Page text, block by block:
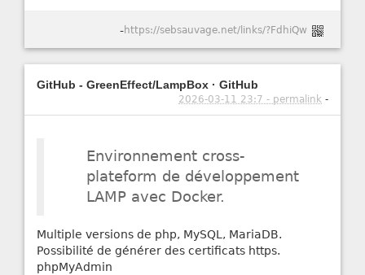
-https://sebsauvage.net/links/?FdhiQw
GitHub - GreenEffect/LampBox · GitHub
2026-03-11 23:7 - permalink -
Environnement cross-
plateform de développement
LAMP avec Docker.
Multiple versions de php, MySQL, MariaDB.
Possibilité de générer des certificats https.
phpMyAdmin